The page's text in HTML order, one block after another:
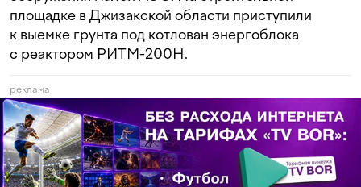
площадке в Джизакской области приступили
к выемке грунта под котлован энергоблока
с реактором РИТМ-200Н.
реклама